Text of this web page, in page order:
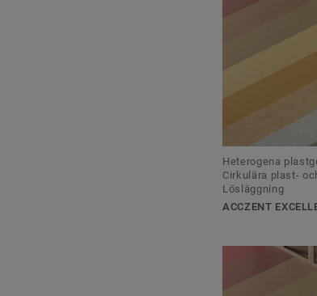
Heterogena
Cirkulära plast-
Lösläggning
ACCZENT